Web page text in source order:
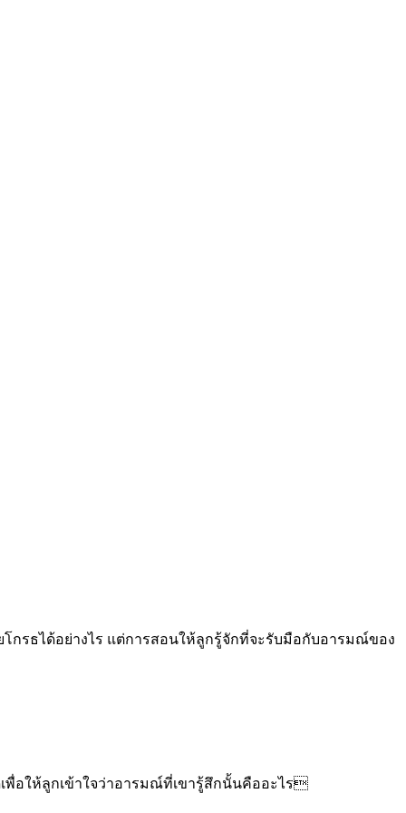
โกรธได้อย่างไร แต่การสอนให้ลูกรู้จักที่จะรับมือกับอารมณ์ของ
พื่อให้ลูกเข้าใจว่าอารมณ์ที่เขารู้สึกนั้นคืออะไร